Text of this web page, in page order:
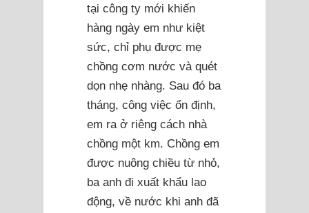
tại công ty mới khiến
hàng ngày em như kiệt
sức, chỉ phụ được mẹ
chồng cơm nước và quét
dọn nhẹ nhàng. Sau đó ba
tháng, công việc ổn định,
em ra ở riêng cách nhà
chồng một km. Chồng em
được nuông chiều từ nhỏ,
ba anh đi xuất khẩu lao
động, về nước khi anh đã